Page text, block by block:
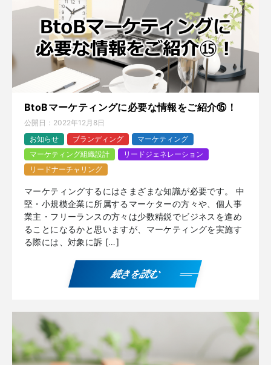
BtoBマーケティングに必要な情報をご紹介⑮！
公開日： 2022年12月8日
お知らせ
ブランディング
マーケティング
マーケティング組織設計
リードジェネレーション
リードナーチャリング
マーケティングするにはさまざまな知識が必要です。 中
堅・小規模企業に所属するマーケターの方々や、個人事
業主・フリーランスの方々は少数精鋭でビジネスを進め
ることになるかと思いますが、マーケティングを実施す
る際には、対象に訴 […]
続きを読む